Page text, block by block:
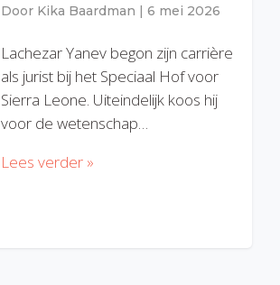
Door Kika Baardman | 6 mei 2026
Lachezar Yanev begon zijn carrière
als jurist bij het Speciaal Hof voor
Sierra Leone. Uiteindelijk koos hij
voor de wetenschap…
Lees verder »